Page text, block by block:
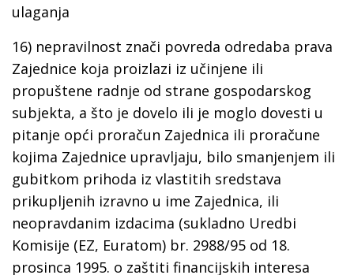
ulaganja
16) nepravilnost znači povreda odredaba prava
Zajednice koja proizlazi iz učinjene ili
propuštene radnje od strane gospodarskog
subjekta, a što je dovelo ili je moglo dovesti u
pitanje opći proračun Zajednica ili proračune
kojima Zajednice upravljaju, bilo smanjenjem ili
gubitkom prihoda iz vlastitih sredstava
prikupljenih izravno u ime Zajednica, ili
neopravdanim izdacima (sukladno Uredbi
Komisije (EZ, Euratom) br. 2988/95 od 18.
prosinca 1995. o zaštiti financijskih interesa